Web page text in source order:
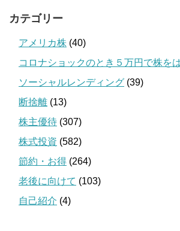
カテゴリー
アメリカ株 (40)
コロナショックのとき５万円で株を
ソーシャルレンディング (39)
断捨離 (13)
株主優待 (307)
株式投資 (582)
節約・お得 (264)
老後に向けて (103)
自己紹介 (4)